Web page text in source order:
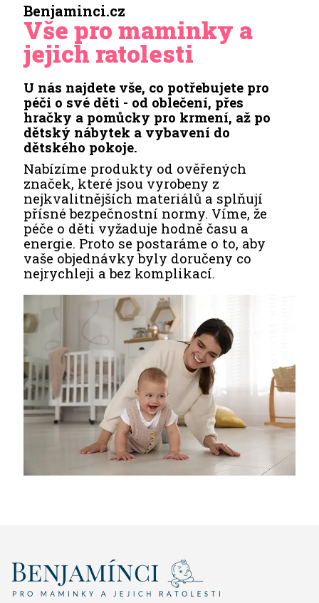
Benjaminci.cz
Vše pro maminky a
jejich ratolesti
U nás najdete vše, co potřebujete pro
péči o své děti - od oblečení, přes
hračky a pomůcky pro krmení, až po
dětský nábytek a vybavení do
dětského pokoje.
Nabízíme produkty od ověřených
značek, které jsou vyrobeny z
nejkvalitnějších materiálů a splňují
přísné bezpečnostní normy. Víme, že
péče o děti vyžaduje hodně času a
energie. Proto se postaráme o to, aby
vaše objednávky byly doručeny co
nejrychleji a bez komplikací.